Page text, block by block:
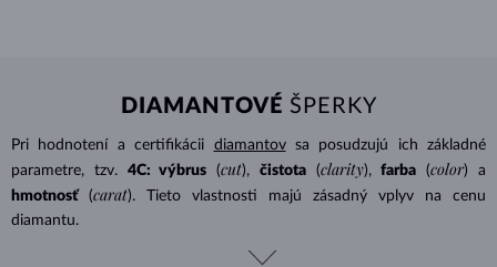
DIAMANTOVÉ ŠPERKY
Pri hodnotení a certifikácii diamantovsa posudzujú ich základné
parametre, tzv.
4C: výbrus (cut), čistota (clarity), farba (color) a
hmotnosť
(carat). Tieto vlastnosti majú zásadný vplyv na cenu
diamantu.